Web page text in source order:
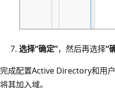
选择“确定”，然后再选择“
完成配置Active Directory和用
将其加入域。